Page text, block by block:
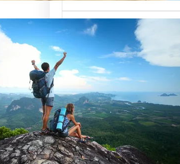
تحسين خدمات رقم شركة
سياحة: أفضل الطرق
لجذب الزبائن وتحقيق
النجاح
رقم شركة سياحة هو عامل
أساسي لجذب الزبائن وتحقيق